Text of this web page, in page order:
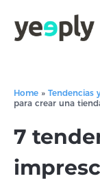
Home » Tendencias
para crear una
7